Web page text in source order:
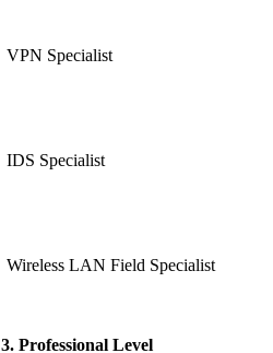
VPN Specialist
IDS Specialist
Wireless LAN Field Specialist
3. Professional Level